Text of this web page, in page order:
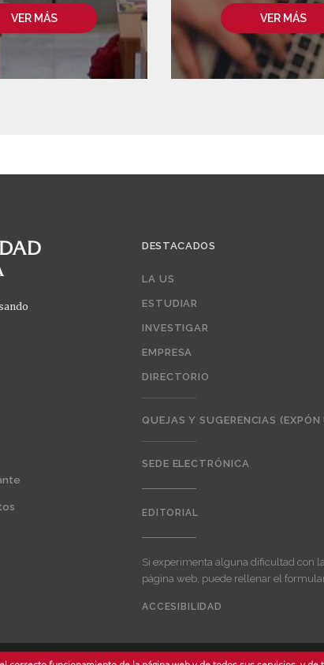
VER MÁS VER MÁS
DESTACADOS
LA US
ESTUDIAR
INVESTIGAR
EMPRESA
DIRECTORIO
QUEJAS Y SUGERENCIAS (EXPÓN
SEDE ELECTRÓNICA
EDITORIAL
Si experimenta alguna dificultad con
página web, puede rellenar el
menu
ACCESIBILIDAD